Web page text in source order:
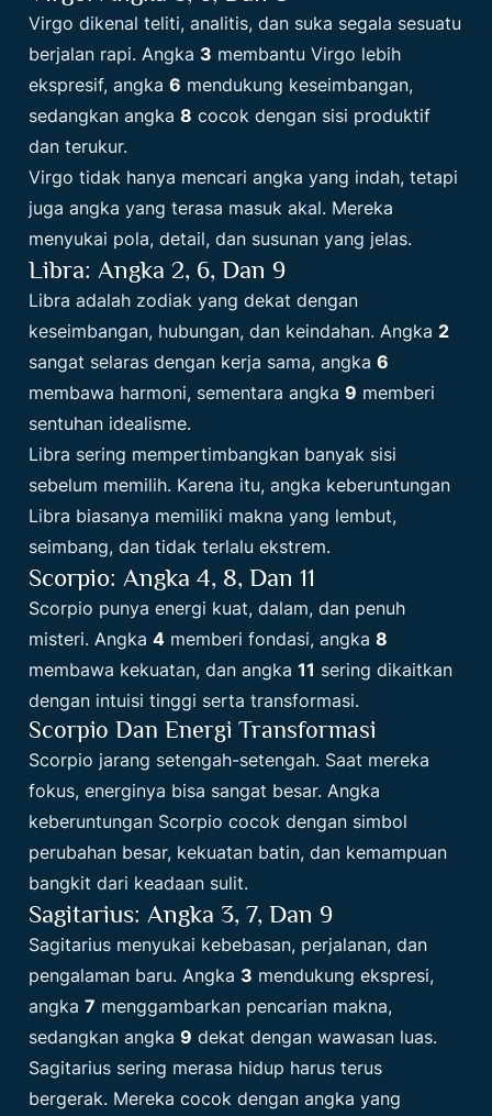
Virgo dikenal teliti, analitis, dan suka segala sesuatu
berjalan rapi. Angka 3 membantu Virgo lebih
ekspresif, angka6 mendukung keseimbangan,
sedangkan angka8 cocok dengan sisi produktif
dan terukur.
Virgo tidak hanya mencari angka yang indah, tetapi
juga angka yang terasa masuk akal. Mereka
menyukai pola, detail, dan susunan yang jelas.
Libra: Angka 2, 6, Dan 9
Libra adalah zodiak yang dekat dengan
keseimbangan, hubungan, dan keindahan. Angka2
sangat selaras dengan kerja sama, angka6
membawa harmoni, sementara angka9 memberi
sentuhan idealisme.
Libra sering mempertimbangkan banyak sisi
sebelum memilih. Karena itu, angka keberuntungan
Libra biasanya memiliki makna yang lembut,
seimbang, dan tidak terlalu ekstrem.
Scorpio: Angka 4, 8, Dan 11
Scorpio punya energi kuat, dalam, dan penuh
misteri. Angka4 memberi fondasi, angka8
membawa kekuatan, dan angka11 sering dikaitkan
dengan intuisi tinggi serta transformasi.
Scorpio Dan Energi Transformasi
Scorpio jarang setengah-setengah. Saat mereka
fokus, energinya bisa sangat besar. Angka
keberuntungan Scorpio cocok dengan simbol
perubahan besar, kekuatan batin, dan kemampuan
bangkit dari keadaan sulit.
Sagitarius: Angka 3, 7, Dan 9
Sagitarius menyukai kebebasan, perjalanan, dan
pengalaman baru. Angka 3 mendukung ekspresi,
angka7 menggambarkan pencarian makna,
sedangkan angka9 dekat dengan wawasan luas.
Sagitarius sering merasa hidup harus terus
bergerak. Mereka cocok dengan angka yang